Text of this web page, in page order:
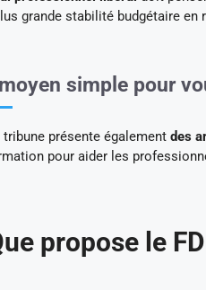
grande stabilité budgétaire en
simple pour
tribune présente également des
pour aider les
propose le